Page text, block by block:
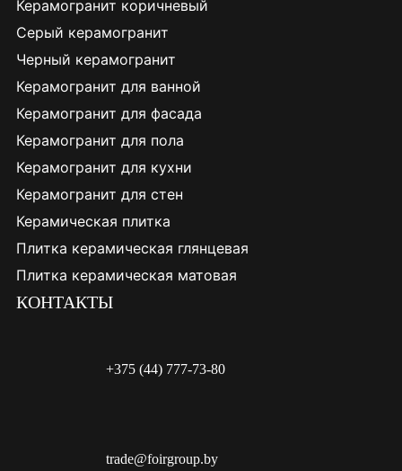
Керамогранит коричневый
Серый керамогранит
Черный керамогранит
Керамогранит для ванной
Керамогранит для фасада
Керамогранит для пола
Керамогранит для кухни
Керамогранит для стен
Керамическая плитка
Плитка керамическая глянцевая
Плитка керамическая матовая
КОНТАКТЫ
+375 (44) 777-73-80
trade@foirgroup.by